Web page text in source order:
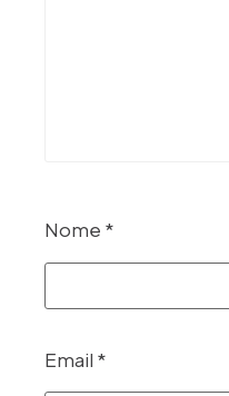
Nome *
Email *